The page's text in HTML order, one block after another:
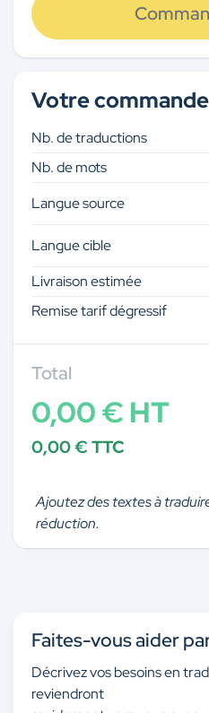
Votre commande
Nb. de traductions
Nb. de mots
Langue source
Langue cible
Livraison estimée
Remise tarif dégressif
Total
0,00 € HT
0,00 € TTC
Ajoutez des textes à
réduction.
Faites-vous aider
Décrivez vos besoins en
reviendront